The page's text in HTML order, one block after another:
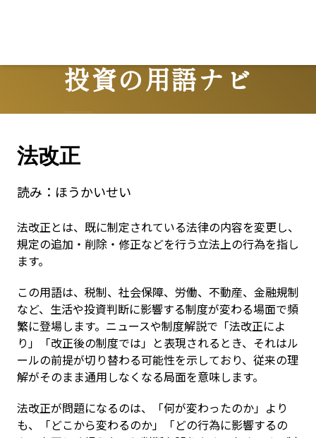
投資の用語ナビ
Terms
法改正
読み： ほうかいせい
法改正とは、既に制定されている法律の内容を変更し、
規定の追加・削除・修正などを行う立法上の行為を指し
ます。
この用語は、税制、社会保障、労働、不動産、金融規制
など、生活や投資判断に影響する制度が変わる場面で頻
繁に登場します。ニュースや制度解説で「法改正によ
り」「改正後の制度では」と表現されるとき、それはル
ールの前提が切り替わる可能性を示しており、従来の理
解がそのまま通用しなくなる局面を意味します。
法改正が問題になるのは、「何が変わったのか」より
も、「どこから変わるのか」「どの行為に影響するの